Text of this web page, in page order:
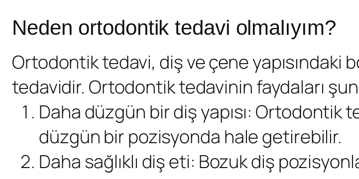
Neden ortodontik tedavi olmalıyım?
Ortodontik tedavi, diş ve çene yapısındaki
tedavidir. Ortodontik tedavinin faydaları
Daha düzgün bir diş yapısı: Ortodontik
düzgün bir pozisyonda hale getirebilir.
Daha sağlıklı diş eti: Bozuk diş